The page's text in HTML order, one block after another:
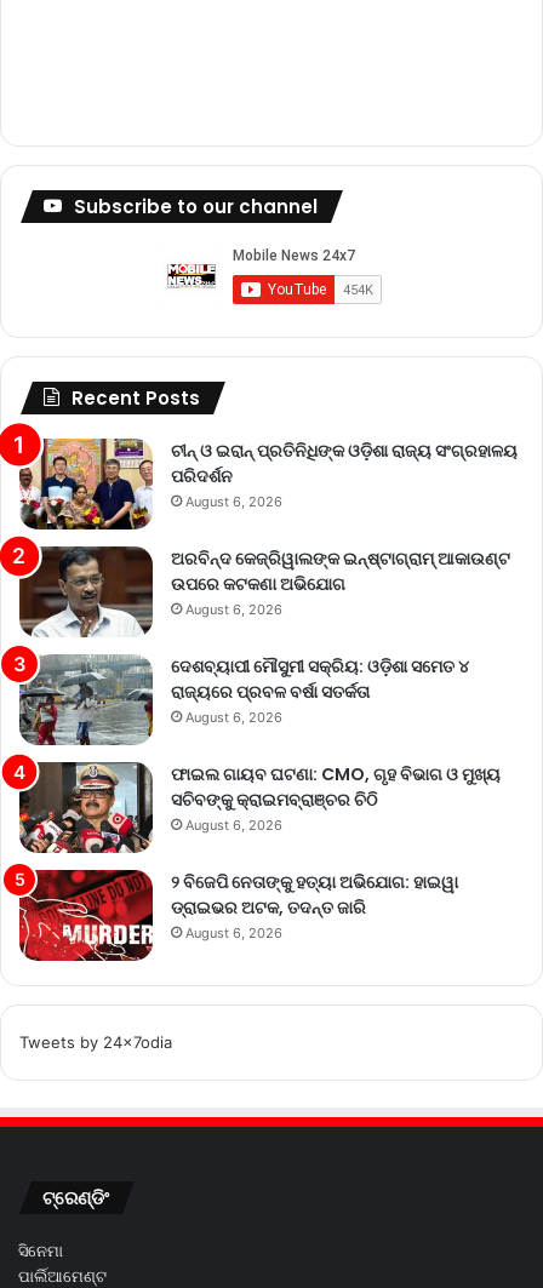
Subscribe to our channel
Recent Posts
ଚୀନ୍ ଓ ଇରାନ୍ ପ୍ରତିନିଧିଙ୍କ ଓଡ଼ିଶା ରାଜ୍ୟ ସଂଗ୍ରହାଳୟ
ପରିଦର୍ଶନ
August 6, 2026
ଅରବିନ୍ଦ କେଜ୍ରିୱାଲଙ୍କ ଇନ୍‌ଷ୍ଟାଗ୍ରାମ୍ ଆକାଉଣ୍ଟ
ଉପରେ କଟକଣା ଅଭିଯୋଗ
August 6, 2026
ଦେଶବ୍ୟାପୀ ମୌସୁମୀ ସକ୍ରିୟ: ଓଡ଼ିଶା ସମେତ ୪
ରାଜ୍ୟରେ ପ୍ରବଳ ବର୍ଷା ସତର୍କତା
August 6, 2026
ଫାଇଲ ଗାୟବ ଘଟଣା: CMO, ଗୃହ ବିଭାଗ ଓ ମୁଖ୍ୟ
ସଚିବଙ୍କୁ କ୍ରାଇମବ୍ରାଞ୍ଚର ଚିଠି
August 6, 2026
୨ ବିଜେପି ନେତାଙ୍କୁ ହତ୍ୟା ଅଭିଯୋଗ: ହାଇୱା
ଡ୍ରାଇଭର ଅଟକ, ତଦନ୍ତ ଜାରି
August 6, 2026
Tweets by 24x7odia
ଟ୍ରେଣ୍ଡିଂ
ସିନେମା
ପାର୍ଲିଆମେଣ୍ଟ